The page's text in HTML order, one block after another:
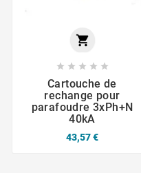

    
Cartouche de
rechange pour
parafoudre 3xPh+N
40kA
43,57 €